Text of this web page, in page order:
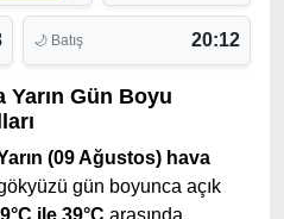
🌙 Batış 20:12
Yarın Gün Boyu
(09 Ağustos) hava
gün boyunca açık
ile 39°C arasında